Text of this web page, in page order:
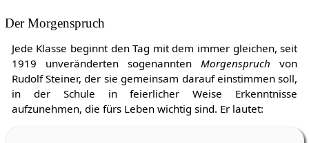
Der Morgenspruch
Jede Klasse beginnt den Tag mit dem immer gleichen, seit
1919 unveränderten sogenanntenMorgenspruch von
Rudolf Steiner, der sie gemeinsam darauf einstimmen soll,
in der Schule in feierlicher Weise Erkenntnisse
aufzunehmen, die fürs Leben wichtig sind. Er lautet: